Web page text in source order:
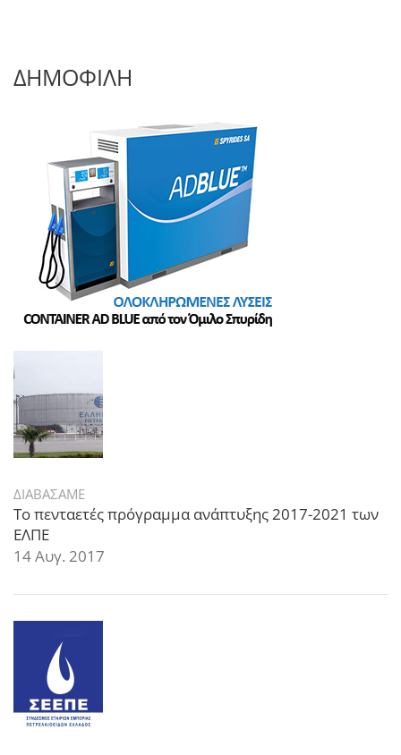
ΔΗΜΟΦΙΛΗ
ΔΙΑΒΑΣΑΜΕ
Το πενταετές πρόγραμμα ανάπτυξης 2017-2021 των
ΕΛΠΕ
14 Αυγ. 2017